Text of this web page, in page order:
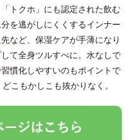
トクホ」にも認定された飲む
を逃がしにくくするインナー
など、保湿ケアが手薄になり
て全身ツルすべに。水なしで
慣化しやすいのもポイントで
こもかしこも抜かりなく。